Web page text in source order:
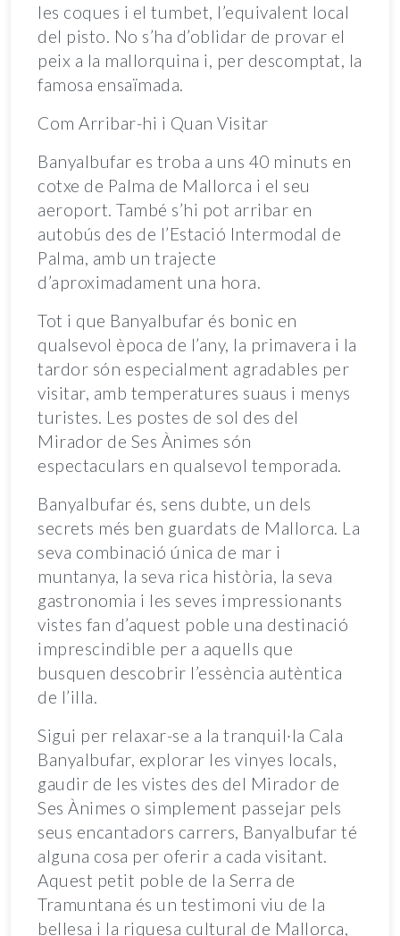
les coques i el tumbet, l’equivalent local
del pisto. No s’ha d’oblidar de provar el
peix a la mallorquina i, per descomptat, la
famosa ensaïmada.
Com Arribar-hi i Quan Visitar
Banyalbufar es troba a uns 40 minuts en
cotxe de Palma de Mallorca i el seu
aeroport. També s’hi pot arribar en
autobús des de l’Estació Intermodal de
Palma, amb un trajecte
d’aproximadament una hora.
Tot i que Banyalbufar és bonic en
qualsevol època de l’any, la primavera i la
tardor són especialment agradables per
visitar, amb temperatures suaus i menys
turistes. Les postes de sol des del
Mirador de Ses Ànimes són
espectaculars en qualsevol temporada.
Banyalbufar és, sens dubte, un dels
secrets més ben guardats de Mallorca. La
seva combinació única de mar i
muntanya, la seva rica història, la seva
gastronomia i les seves impressionants
vistes fan d’aquest poble una destinació
imprescindible per a aquells que
busquen descobrir l’essència autèntica
de l’illa.
Sigui per relaxar-se a la tranquil·la Cala
Banyalbufar, explorar les vinyes locals,
gaudir de les vistes des del Mirador de
Ses Ànimes o simplement passejar pels
seus encantadors carrers, Banyalbufar té
alguna cosa per oferir a cada visitant.
Aquest petit poble de la Serra de
Tramuntana és un testimoni viu de la
bellesa i la riquesa cultural de Mallorca,